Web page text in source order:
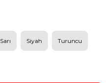
Sarı Siyah Turuncu